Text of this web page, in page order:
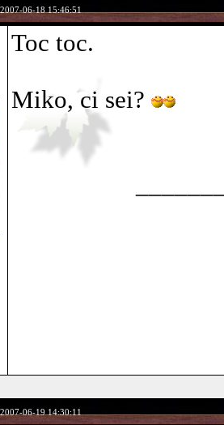
06-18 15:46:51
Toc toc.
Miko, ci sei?
06-19 14:30:11